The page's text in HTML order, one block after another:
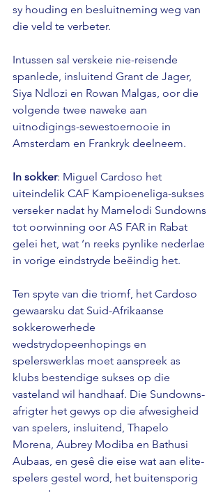
sy houding en besluitneming weg van
die veld te verbeter.
Intussen sal verskeie nie-reisende
spanlede, insluitend Grant de Jager,
Siya Ndlozi en Rowan Malgas, oor die
volgende twee naweke aan
uitnodigings-sewestoernooie in
Amsterdam en Frankryk deelneem.
In sokker: Miguel Cardoso het
uiteindelik CAF Kampioeneliga-sukses
verseker nadat hy Mamelodi Sundowns
tot oorwinning oor AS FAR in Rabat
gelei het, wat ‘n reeks pynlike nederlae
in vorige eindstryde beëindig het.
Ten spyte van die triomf, het Cardoso
gewaarsku dat Suid-Afrikaanse
sokkerowerhede
wedstrydopeenhopings en
spelerswerklas moet aanspreek as
klubs bestendige sukses op die
vasteland wil handhaaf. Die Sundowns-
afrigter het gewys op die afwesigheid
van spelers, insluitend, Thapelo
Morena, Aubrey Modiba en Bathusi
Aubaas, en gesê die eise wat aan elite-
spelers gestel word, het buitensporig